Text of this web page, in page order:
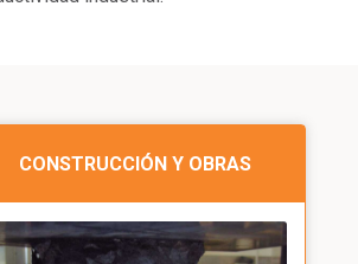
CONSTRUCCIÓN Y OBRAS